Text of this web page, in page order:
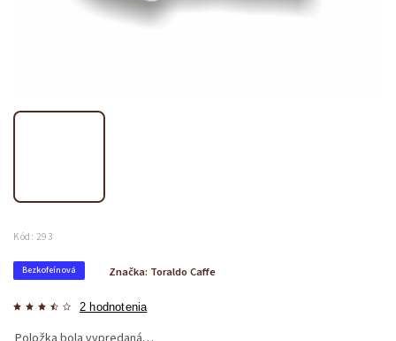
Kód: 293
Bezkofeínová
2 hodnotenia
Značka: Toraldo Caffe